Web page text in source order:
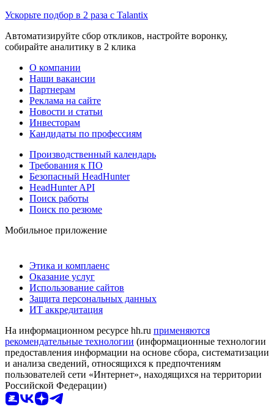
Ускорьте подбор в 2 раза с Talantix
Автоматизируйте сбор откликов, настройте воронку,
собирайте аналитику в 2 клика
О компании
Наши вакансии
Партнерам
Реклама на сайте
Новости и статьи
Инвесторам
Кандидаты по профессиям
Производственный календарь
Требования к ПО
Безопасный HeadHunter
HeadHunter API
Поиск работы
Поиск по резюме
Мобильное приложение
Этика и комплаенс
Оказание услуг
Использование сайтов
Защита персональных данных
ИТ аккредитация
На информационном ресурсе hh.ru применяются
рекомендательные технологии (информационные технологии
предоставления информации на основе сбора, систематизации
и анализа сведений, относящихся к предпочтениям
пользователей сети «Интернет», находящихся на территории
Российской Федерации)